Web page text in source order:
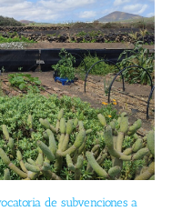
de subvenciones a